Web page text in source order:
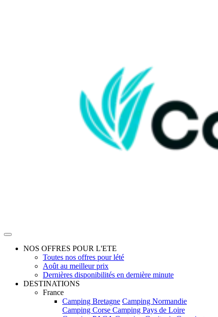
NOS OFFRES POUR L'ETE
Toutes nos offres pour lété
Août au meilleur prix
Dernières disponibilités en dernière minute
DESTINATIONS
France
Camping Bretagne Camping Normandie
Camping Corse Camping Pays de Loire